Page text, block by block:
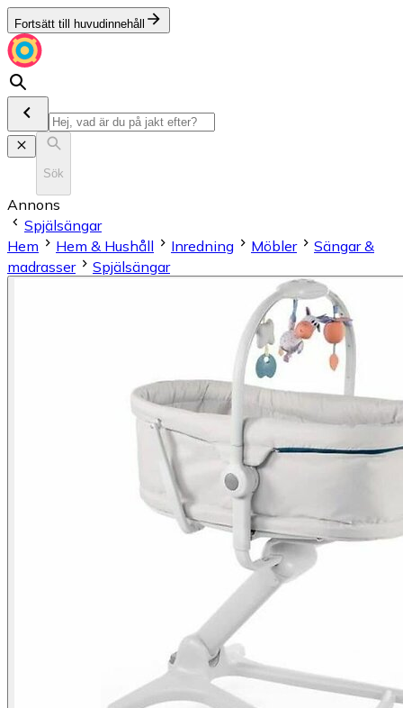
Fortsätt till huvudinnehåll
Sök
Annons
Spjälsängar
Hem
Hem & Hushåll Inredning Möbler
Sängar &
madrasser
Spjälsängar